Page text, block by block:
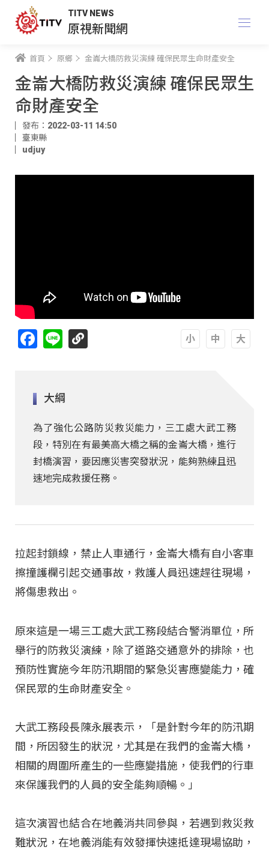
TITV NEWS
原視新聞網
首頁 原鄉 金崙大橋防救災演練 確保民眾生命財產安全
金崙大橋防救災演練 確保民眾生
命財產安全
發布：2022-03-11 14:50
臺東縣
udjuy
Facebook
Line
大綱
為了強化公路防災救災能力，三工處大武工務
段，特別在有最美高大橋之稱的金崙大橋，進行
封橋演習，要因應災害突發狀況，能夠熟練且迅
速地完成救援任務。
拉起封鎖線，禁止人車通行，金崙大橋有自小客車
擦撞護欄引起交通事故，救護人員迅速趕往現場，
將傷患救出。
原來這是一場三工處大武工務段結合警消單位，所
舉行的防救災演練，除了道路交通意外的排除，也
預防性實施今年防汛期間的緊急災害應變能力，確
保民眾的生命財產安全。
大武工務段長陳永展表示，「是針對今年的防汛期
間，所因發生的狀況，尤其是在我們的金崙大橋，
相關的周圍所產生的一些應變措施，使我們的行車
來保護我們的人員的安全能夠順暢。」
這次演習也結合在地義消共同參與，若遇到救災救
難狀況，在地義消能有效發揮快速抵達現場協助，